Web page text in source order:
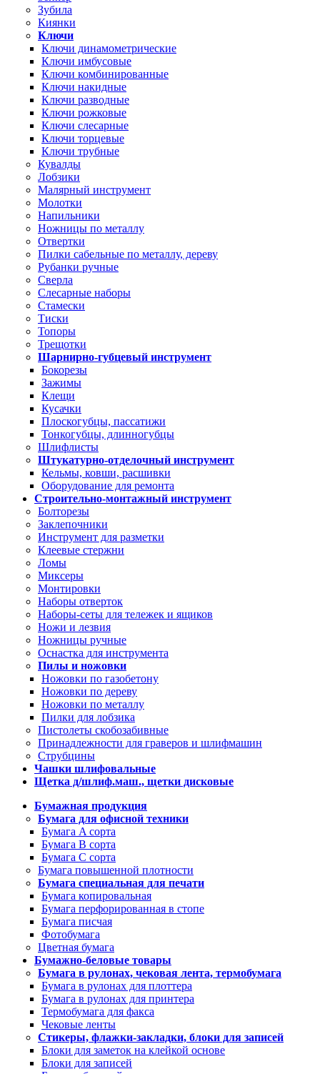
Зубила
Киянки
Ключи
Ключи динамометрические
Ключи имбусовые
Ключи комбинированные
Ключи накидные
Ключи разводные
Ключи рожковые
Ключи слесарные
Ключи торцевые
Ключи трубные
Кувалды
Лобзики
Малярный инструмент
Молотки
Напильники
Ножницы по металлу
Отвертки
Пилки сабельные по металлу, дереву
Рубанки ручные
Сверла
Слесарные наборы
Стамески
Тиски
Топоры
Трещотки
Шарнирно-губцевый инструмент
Бокорезы
Зажимы
Клещи
Кусачки
Плоскогубцы, пассатижи
Тонкогубцы, длинногубцы
Шлифлисты
Штукатурно-отделочный инструмент
Кельмы, ковши, расшивки
Оборудование для ремонта
Строительно-монтажный инструмент
Болторезы
Заклепочники
Инструмент для разметки
Клеевые стержни
Ломы
Миксеры
Монтировки
Наборы отверток
Наборы-сеты для тележек и ящиков
Ножи и лезвия
Ножницы ручные
Оснастка для инструмента
Пилы и ножовки
Ножовки по газобетону
Ножовки по дереву
Ножовки по металлу
Пилки для лобзика
Пистолеты скобозабивные
Принадлежности для граверов и шлифмашин
Струбцины
Чашки шлифовальные
Щетка д/шлиф.маш., щетки дисковые
Бумажная продукция
Бумага для офисной техники
Бумага A сорта
Бумага B сорта
Бумага C сорта
Бумага повышенной плотности
Бумага специальная для печати
Бумага копировальная
Бумага перфорированная в стопе
Бумага писчая
Фотобумага
Цветная бумага
Бумажно-беловые товары
Бумага в рулонах, чековая лента, термобумага
Бумага в рулонах для плоттера
Бумага в рулонах для принтера
Термобумага для факса
Чековые ленты
Стикеры, флажки-закладки, блоки для записей
Блоки для заметок на клейкой основе
Блоки для записей